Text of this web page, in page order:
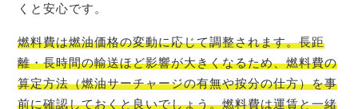
くと安心です。
燃料費は燃油価格の変動に応じて調整されます。長距
離・長時間の輸送ほど影響が大きくなるため、燃料費の
算定方法（燃油サーチャージの有無や按分の仕方）を事
前に確認しておくと良いでしょう。燃料費は運賃と一緒